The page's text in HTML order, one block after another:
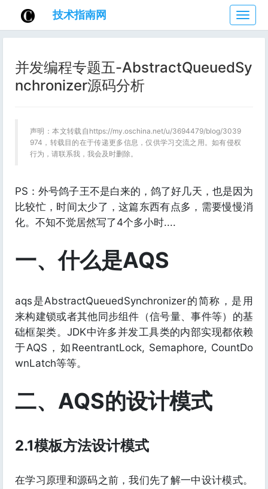
技
术
指
网
技术指南网
并发编程专题五-AbstractQueuedSy
nchronizer源码分析
声明：本文转载自https://my.oschina.net/u/3694479/blog/3039
974，转载目的在于传递更多信息，仅供学习交流之用。如有侵权
行为，请联系我，我会及时删除。
PS：外号鸽子王不是白来的，鸽了好几天，也是因为
比较忙，时间太少了，这篇东西有点多，需要慢慢消
化。不知不觉居然写了4个多小时....
一、什么是AQS
aqs是AbstractQueuedSynchronizer的简称，是用
来构建锁或者其他同步组件（信号量、事件等）的基
础框架类。JDK中许多并发工具类的内部实现都依赖
于AQS，如ReentrantLock, Semaphore, CountDo
wnLatch等等。
二、AQS的设计模式
2.1模板方法设计模式
在学习原理和源码之前，我们先了解一中设计模式。